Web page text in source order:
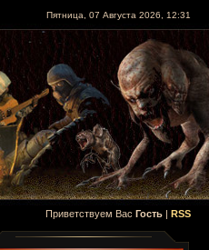
Пятница, 07 Августа 2026, 12:31
Приветствуем Вас Гость | RSS